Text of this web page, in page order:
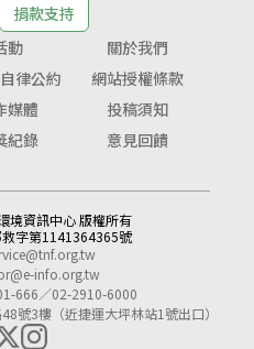
捐款支持
動
關於我們
律公約
網站授權條款
媒體
投稿須知
紀錄 意見回饋
資訊中心 版權所有
字第1141364365號
info.org.tw
666／02-2910-6000
號3樓（近捷運大坪林站1號出口）